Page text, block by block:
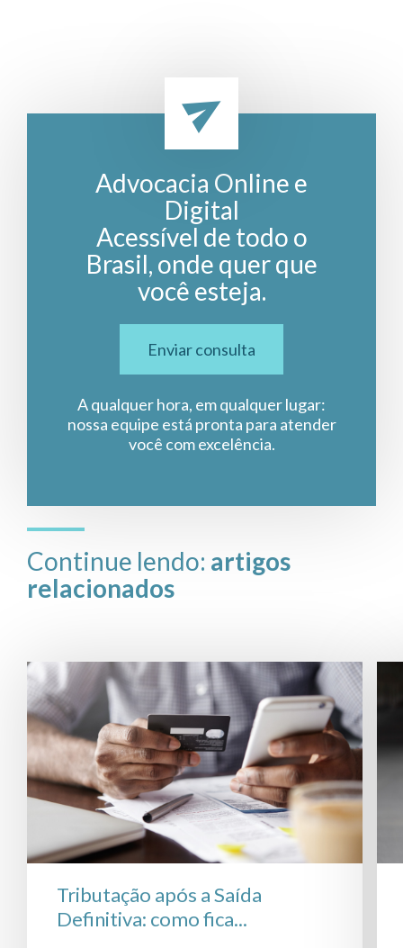
Advocacia Online e
Digital
Acessível de todo o
Brasil, onde quer que
você esteja.
Enviar consulta
A qualquer hora, em qualquer lugar:
nossa equipe está pronta para atender
você com excelência.
Continue lendo: artigos
relacionados
Tributação após a Saída
Definitiva: como fica...